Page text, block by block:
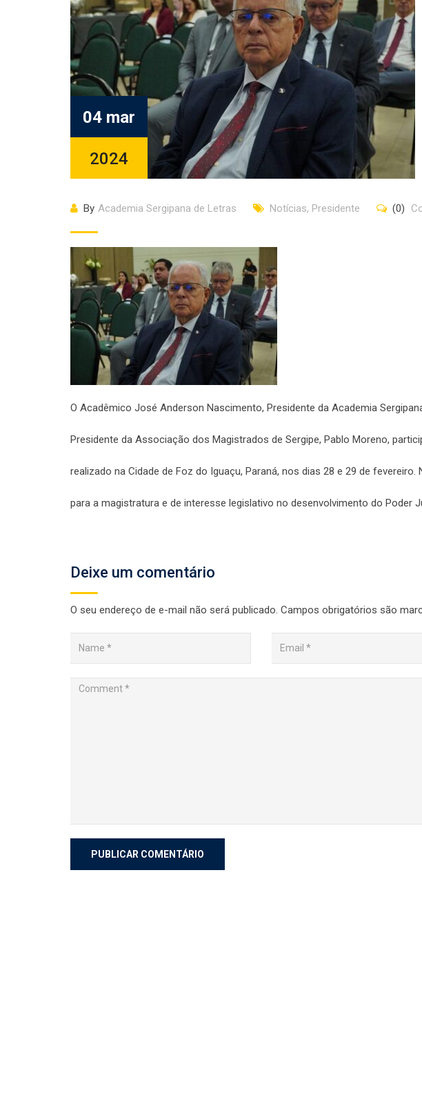
04 mar
2024
By Academia Sergipana de Letras Notícias, Presidente (0)
O Acadêmico José Anderson Nascimento, Presidente da Academia
Presidente da Associação dos Magistrados de Sergipe, Pablo Moreno,
realizado na Cidade de Foz do Iguaçu, Paraná, nos dias 28 e 29 de
para a magistratura e de interesse legislativo no desenvolvimento do Poder
Deixe um comentário
O seu endereço de e-mail não será publicado. Campos obrigatórios são